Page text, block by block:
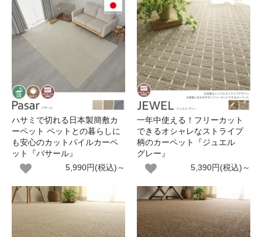
ハサミで切れる日本製簡敷カ
ーペット ペットとの暮らしに
も安心のカットパイルカーペ
ット『パサール』
5,990円(税込)～
一年中使える！フリーカット
できるオシャレなストライプ
柄のカーペット『ジュエル
グレー』
5,390円(税込)～